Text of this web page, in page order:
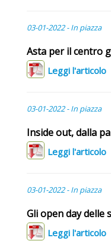
03-01-2022 - In piazza
Asta per il centro
Leggi l'articolo
03-01-2022 - In piazza
Inside out, dalla
Leggi l'articolo
03-01-2022 - In piazza
Gli open day delle
Leggi l'articolo